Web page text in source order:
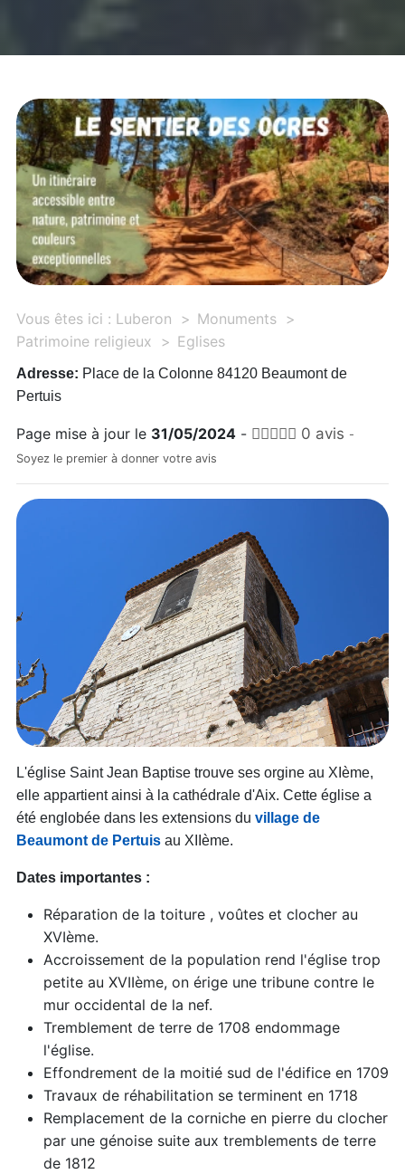
Vous êtes ici : Luberon
Monuments
Patrimoine religieux
Eglises
Adresse: Place de la Colonne 84120 Beaumont de
Pertuis
Page mise à jour le 31/05/2024- 0 avis -
Soyez le premier à donner votre avis
L'église Saint Jean Baptise trouve ses orgine au XIème,
elle appartient ainsi à la cathédrale d'Aix. Cette église a
été englobée dans les extensions du village de
Beaumont de Pertuisau XIIème.
Dates importantes :
Réparation de la toiture , voûtes et clocher au
XVIème.
Accroissement de la population rend l'église trop
petite au XVIIème, on érige une tribune contre le
mur occidental de la nef.
Tremblement de terre de 1708 endommage
l'église.
Effondrement de la moitié sud de l'édifice en 1709
Travaux de réhabilitation se terminent en 1718
Remplacement de la corniche en pierre du clocher
par une génoise suite aux tremblements de terre
de 1812